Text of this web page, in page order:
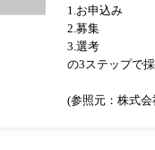
1.お申込み
2.募集
3.選考
の3ステップで
(参照元：株式